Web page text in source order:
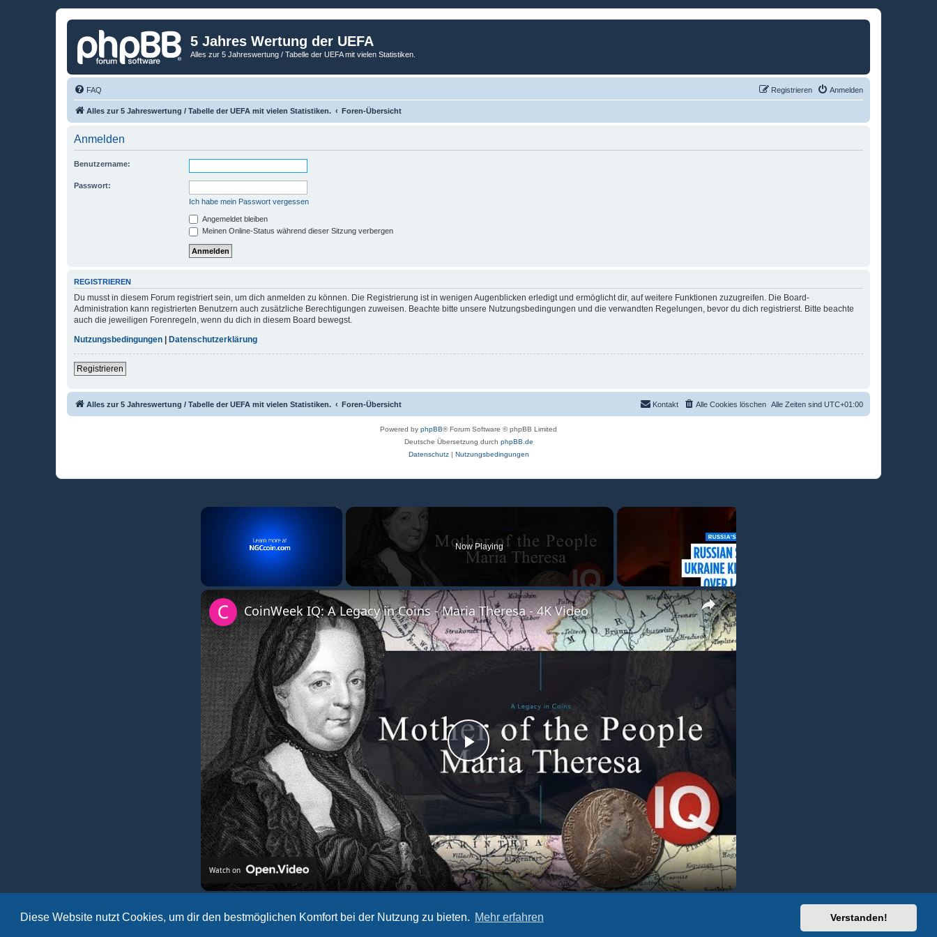
Diese Website nutzt Cookies, um dir den bestmöglichen Komfort bei der Nutzung zu bieten. Mehr erfahren Verstanden!
5 Jahres Wertung der UEFA
Alles zur 5 Jahreswertung / Tabelle der UEFA mit vielen Statistiken.
FAQ Anmelden
Registrieren
Alles zur 5 Jahreswertung / Tabelle der UEFA mit vielen Statistiken. Foren-Übersicht
Anmelden
Benutzername:
Passwort:
Ich habe mein Passwort vergessen
Angemeldet bleiben
Meinen Online-Status während dieser Sitzung verbergen
REGISTRIEREN
Du musst in diesem Forum registriert sein, um dich anmelden zu können. Die Registrierung ist in wenigen Augenblicken erledigt und ermöglicht dir, auf weitere Funktionen zuzugreifen. Die Board-
Administration kann registrierten Benutzern auch zusätzliche Berechtigungen zuweisen. Beachte bitte unsere Nutzungsbedingungen und die verwandten Regelungen, bevor du dich registrierst. Bitte beachte
auch die jeweiligen Forenregeln, wenn du dich in diesem Board bewegst.
Nutzungsbedingungen
Datenschutzerklärung
Registrieren
Alles zur 5 Jahreswertung / Tabelle der UEFA mit vielen Statistiken. Foren-Übersicht Alle Zeiten sind UTC+01:00
Alle Cookies löschen
Kontakt
Powered by phpBB® Forum Software © phpBB Limited
Deutsche Übersetzung durch phpBB.de
Datenschutz| Nutzungsbedingungen
×
Now Playing
×
P
l
a
y
V
CoinWeek IQ: A Legacy in Coins - Maria Theresa - 4K Video
Watch on